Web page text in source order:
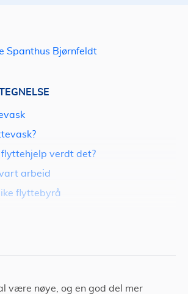
være nøye, og en god del mer
Spanthus Bjørnfeldt
flyttehjelp verdt det?
arbeid
flyttebyrå